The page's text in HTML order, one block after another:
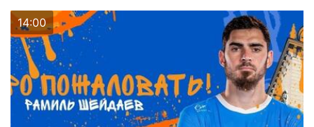
14:00